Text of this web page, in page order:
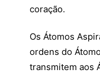
coração.
Os Átomos
ordens do
transmitem aos